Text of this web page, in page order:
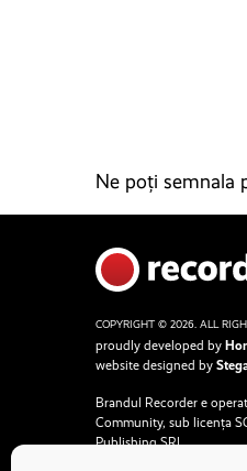
Ne poți semnala
COPYRIGHT © 2026. ALL
proudly developed by
website designed by
Brandul Recorder e
Community, sub licența
Publishing SRL.